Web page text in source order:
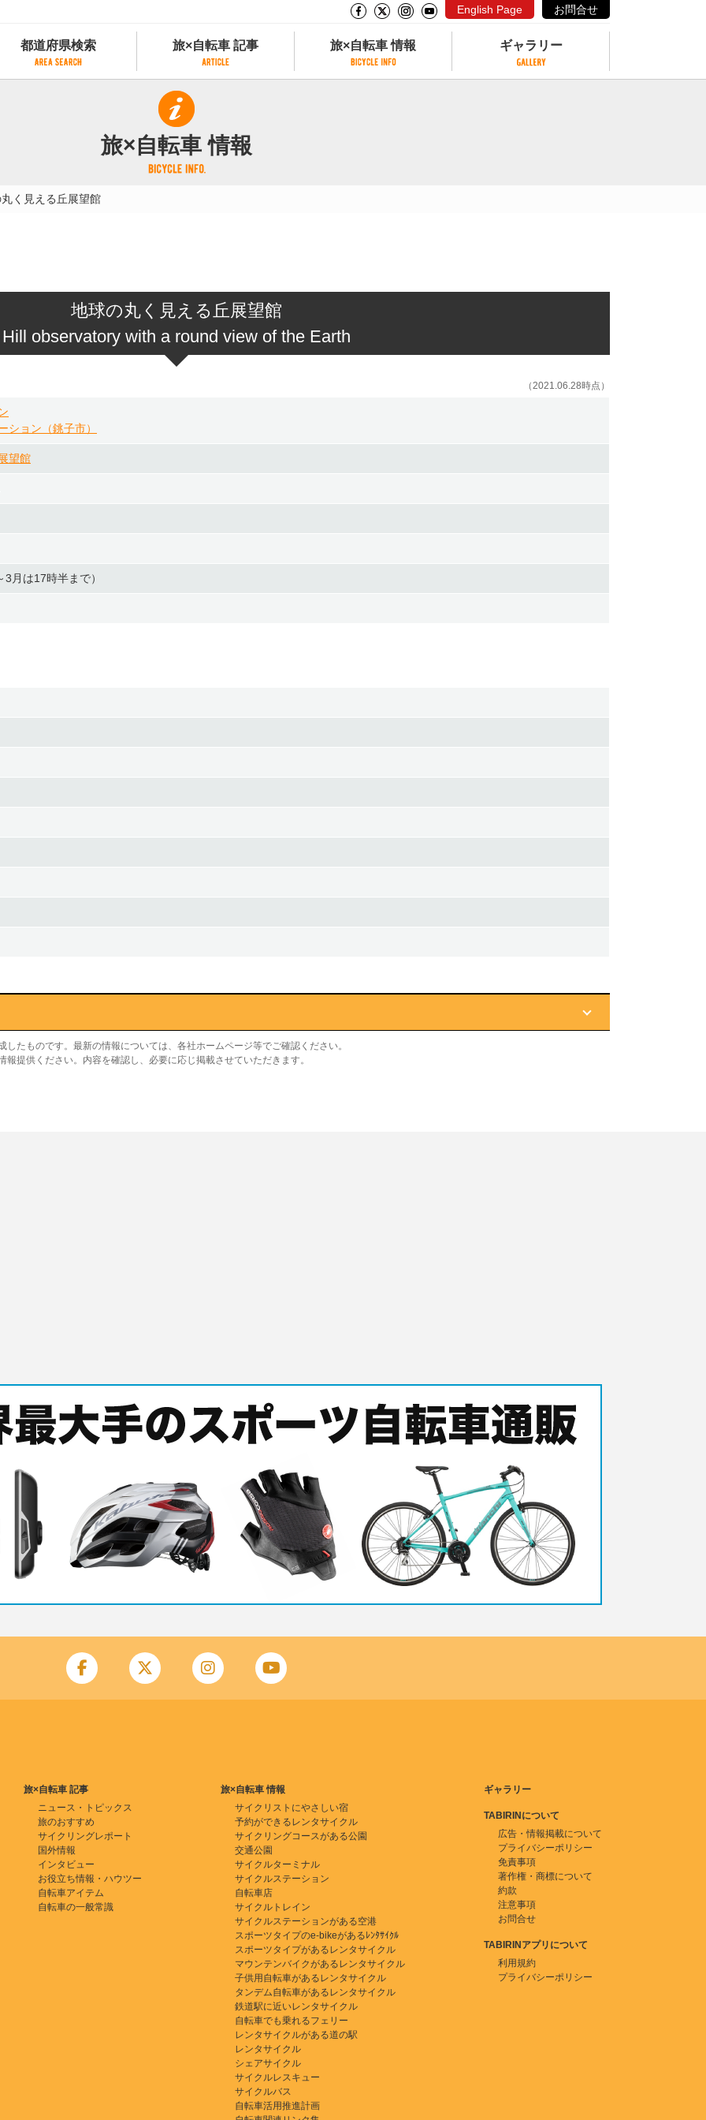
English Page お問合せ
都道府県検索
県別サイクリング情報
県アクセスランキング
旅×自転車 記事
旅×自転車 記事
記事一覧
カテゴリから探す
旅×自転車 情報
サイクリストにやさしい宿
サイクルトレイン
タンデム自転車があるレンタサイクル
ギャラリー
旅×自転車 情報
く見える丘展望館
地球の丸く見える丘展望館
Hill observatory with a round view of the Earth
（2021.06.28時点）
ション（銚子市）
望館
月は17時半まで）
たものです。最新の情報については、各社ホームページ等でご確認ください。
提供ください。内容を確認し、必要に応じ掲載させていただきます。
旅×自転車 記事
ニュース・トピックス
旅のおすすめ
サイクリングレポート
国外情報
インタビュー
お役立ち情報・ハウツー
自転車アイテム
自転車の一般常識
旅×自転車 情報
サイクリストにやさしい宿
予約ができるレンタサイクル
サイクリングコースがある公園
交通公園
サイクルターミナル
サイクルステーション
自転車店
サイクルトレイン
サイクルステーションがある空港
スポーツタイプのe-bikeがあるﾚﾝﾀｻｲｸﾙ
スポーツタイプがあるレンタサイクル
マウンテンバイクがあるレンタサイクル
子供用自転車があるレンタサイクル
タンデム自転車があるレンタサイクル
鉄道駅に近いレンタサイクル
自転車でも乗れるフェリー
レンタサイクルがある道の駅
レンタサイクル
シェアサイクル
サイクルレスキュー
サイクルバス
自転車活用推進計画
ギャラリー
TABIRINについて
広告・情報掲載について
プライバシーポリシー
免責事項
著作権・商標について
約款
注意事項
お問合せ
TABIRINアプリについて
利用規約
プライバシーポリシー